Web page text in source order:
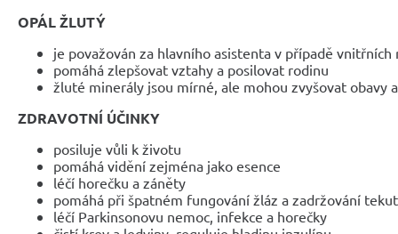
OPÁL ŽLUTÝ
je považován za hlavního asistenta v případě vnitřních
pomáhá zlepšovat vztahy a posilovat rodinu
žluté minerály jsou mírné, ale mohou zvyšovat obavy
ZDRAVOTNÍ ÚČINKY
posiluje vůli k životu
pomáhá vidění zejména jako esence
léčí horečku a záněty
pomáhá při špatném fungování žláz a zadržování
léčí Parkinsonovu nemoc, infekce a horečky